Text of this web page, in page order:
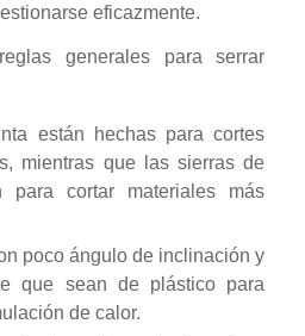
eficazmente.
generales para serrar
están hechas para cortes
mientras que las sierras de
para cortar materiales más
poco ángulo de inclinación y
que sean de plástico para
de calor.